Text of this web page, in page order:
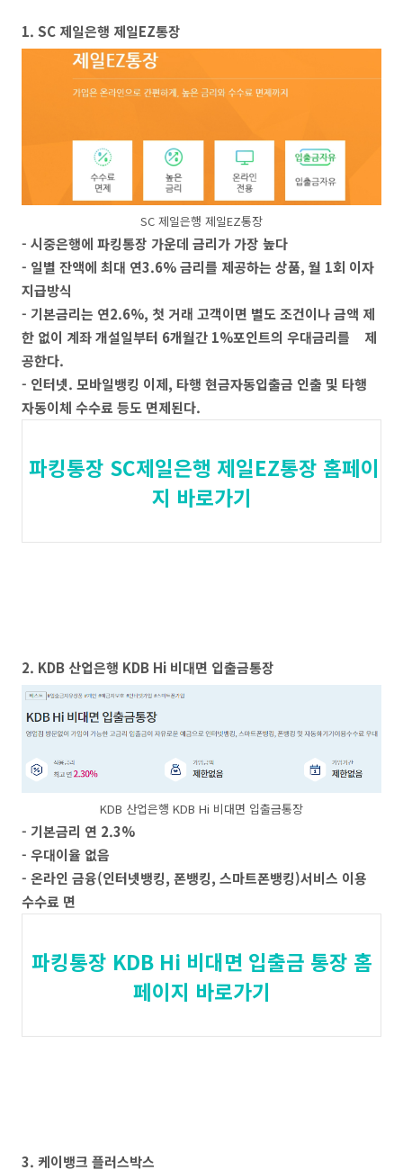
1. SC 제일은행 제일EZ통장
SC 제일은행 제일EZ통장
- 시중은행에 파킹통장 가운데 금리가 가장 높다
- 일별 잔액에 최대 연3.6% 금리를 제공하는 상품, 월 1회 이자
지급방식
- 기본금리는 연2.6%, 첫 거래 고객이면 별도 조건이나 금액 제
한 없이 계좌 개설일부터 6개월간 1%포인트의 우대금리를 제
공한다.
- 인터넷. 모바일뱅킹 이제, 타행 현금자동입출금 인출 및 타행
자동이체 수수료 등도 면제된다.
파킹통장 SC제일은행 제일EZ통장 홈페이
지 바로가기
2. KDB 산업은행 KDB Hi 비대면 입출금통장
KDB 산업은행 KDB Hi 비대면 입출금통장
- 기본금리 연 2.3%
- 우대이율 없음
- 온라인 금융(인터넷뱅킹, 폰뱅킹, 스마트폰뱅킹)서비스 이용
수수료 면
파킹통장 KDB Hi 비대면 입출금 통장 홈
페이지 바로가기
3. 케이뱅크 플러스박스